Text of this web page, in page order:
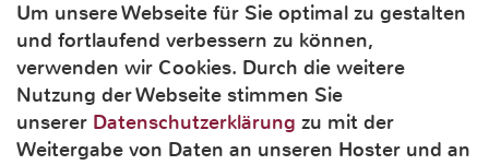
Um unsere Webseite für Sie optimal zu gestalten
und fortlaufend verbessern zu können,
verwenden wir Cookies. Durch die weitere
Nutzung der Webseite stimmen Sie
unserer Datenschutzerklärung zu mit der
Weitergabe von Daten an unseren Hoster und an